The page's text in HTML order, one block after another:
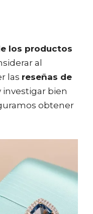
los productos
al
las reseñas de
investigar bien
obtener